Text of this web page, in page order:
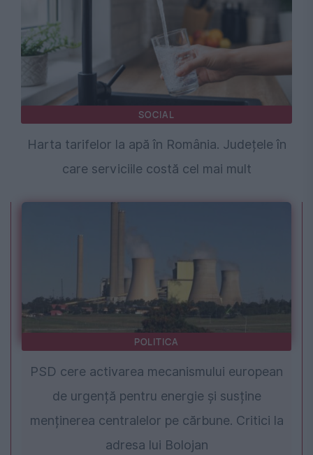
SOCIAL
Harta tarifelor la apă în România. Județele în
care serviciile costă cel mai mult
POLITICA
PSD cere activarea mecanismului european
de urgență pentru energie și susține
menținerea centralelor pe cărbune. Critici la
adresa lui Bolojan